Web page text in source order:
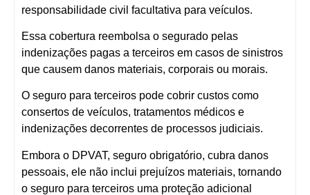
responsabilidade civil facultativa para veículos.
Essa cobertura reembolsa o segurado pelas
indenizações pagas a terceiros em casos de sinistros
que causem danos materiais, corporais ou morais.
O seguro para terceiros pode cobrir custos como
consertos de veículos, tratamentos médicos e
indenizações decorrentes de processos judiciais.
Embora o DPVAT, seguro obrigatório, cubra danos
pessoais, ele não inclui prejuízos materiais, tornando
o seguro para terceiros uma proteção adicional